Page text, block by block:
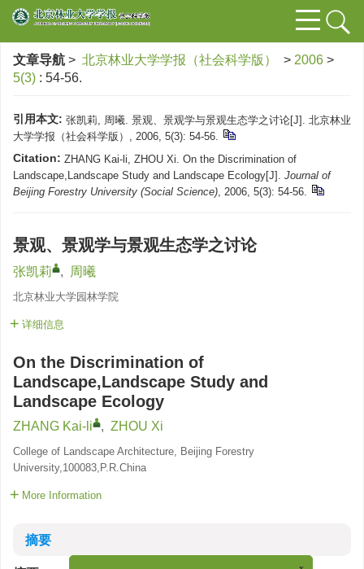
文章导航 > 北京林业大学学报（社会科学版） > 2006 >
5(3) : 54-56.
引用本文: 张凯莉, 周曦. 景观、景观学与景观生态学之讨论[J]. 北京林业
大学学报（社会科学版）, 2006, 5(3): 54-56.
Citation: ZHANG Kai-li, ZHOU Xi. On the Discrimination of
Landscape,Landscape Study and Landscape Ecology[J]. Journal of
Beijing Forestry University (Social Science), 2006, 5(3): 54-56.
景观、景观学与景观生态学之讨论
张凯莉 , 周曦
北京林业大学园林学院
详细信息
On the Discrimination of
Landscape,Landscape Study and
Landscape Ecology
ZHANG Kai-li , ZHOU Xi
College of Landscape Architecture, Beijing Forestry
University,100083,P.R.China
More Information
摘要